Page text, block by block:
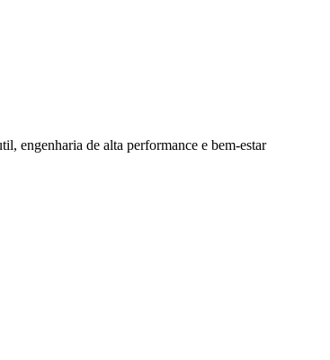
engenharia de alta performance e bem-estar